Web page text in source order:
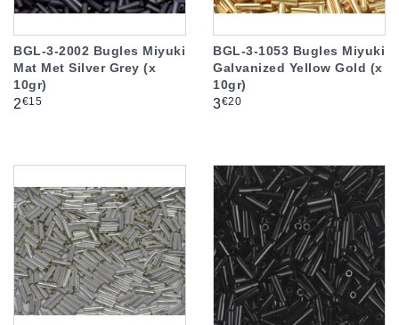
BGL-3-2002 Bugles Miyuki
Mat Met Silver Grey (x
10gr)
Prix
2€15
BGL-3-1053 Bugles Miyuki
Galvanized Yellow Gold (x
10gr)
Prix
3€20